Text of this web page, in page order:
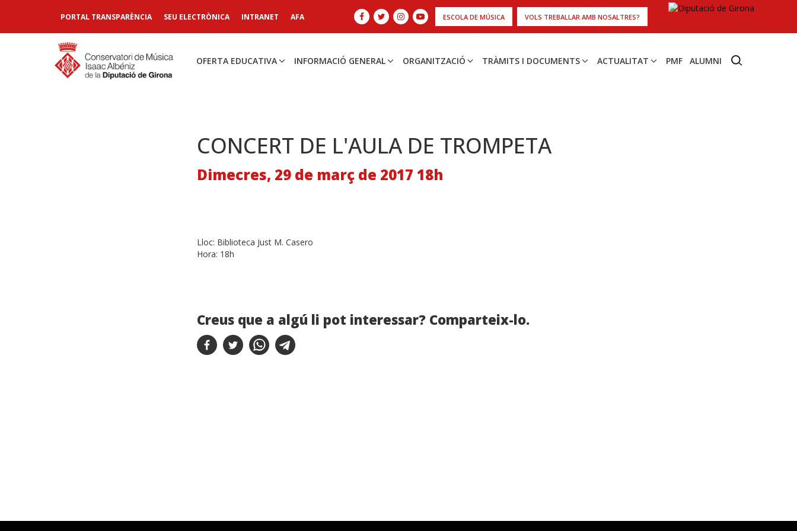
PORTAL TRANSPARÈNCIA SEU ELECTRÒNICA INTRANET AFA ESCOLA DE MÚSICA VOLS TREBALLAR AMB NOSALTRES?
OFERTA EDUCATIVA INFORMACIÓ GENERAL ORGANITZACIÓ TRÀMITS I DOCUMENTS ACTUALITAT PMF ALUMNI
CONCERT DE L'AULA DE TROMPETA
Dimecres, 29 de març de 2017 18h
Lloc: Biblioteca Just M. Casero
Hora: 18h
Creus que a algú li pot interessar? Comparteix-lo.